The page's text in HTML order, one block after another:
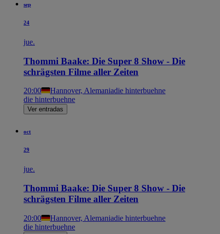
sep
24
jue.
Thommi Baake: Die Super 8 Show - Die
schrägsten Filme aller Zeiten
20:00 Hannover, Alemaniadie hinterbuehne
die hinterbuehne
Ver entradas
oct
29
jue.
Thommi Baake: Die Super 8 Show - Die
schrägsten Filme aller Zeiten
20:00 Hannover, Alemaniadie hinterbuehne
die hinterbuehne